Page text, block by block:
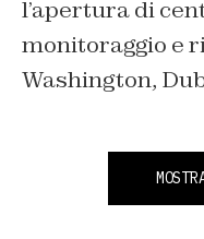
l’apertura di
monitoraggio e
Washington,